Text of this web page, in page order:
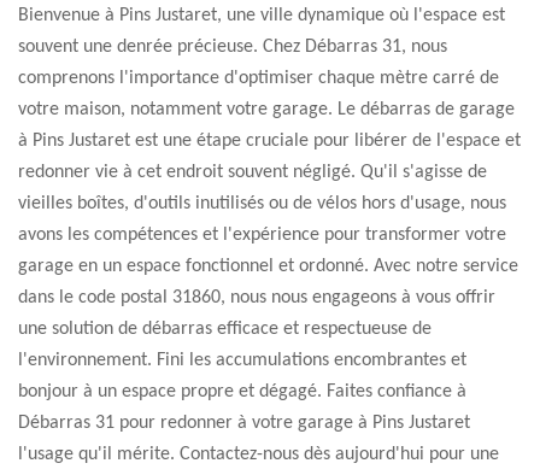
Bienvenue à Pins Justaret, une ville dynamique où l'espace est
souvent une denrée précieuse. Chez Débarras 31, nous
comprenons l'importance d'optimiser chaque mètre carré de
votre maison, notamment votre garage. Le débarras de garage
à Pins Justaret est une étape cruciale pour libérer de l'espace et
redonner vie à cet endroit souvent négligé. Qu'il s'agisse de
vieilles boîtes, d'outils inutilisés ou de vélos hors d'usage, nous
avons les compétences et l'expérience pour transformer votre
garage en un espace fonctionnel et ordonné. Avec notre service
dans le code postal 31860, nous nous engageons à vous offrir
une solution de débarras efficace et respectueuse de
l'environnement. Fini les accumulations encombrantes et
bonjour à un espace propre et dégagé. Faites confiance à
Débarras 31 pour redonner à votre garage à Pins Justaret
l'usage qu'il mérite. Contactez-nous dès aujourd'hui pour une